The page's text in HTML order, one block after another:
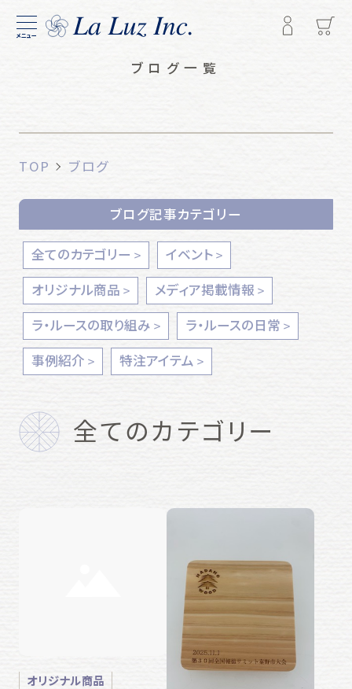
メニュー
ブログ一覧
TOP ブログ
ブログ記事カテゴリー
全てのカテゴリー
イベント
オリジナル商品
メディア掲載情報
ラ・ルースの取り組み
ラ・ルースの日常
事例紹介
特注アイテム
全てのカテゴリー
オリジナル商品